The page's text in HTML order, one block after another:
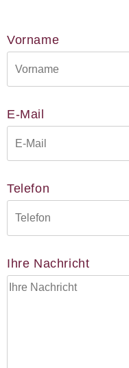
Vorname
E-Mail
Telefon
Ihre Nachricht